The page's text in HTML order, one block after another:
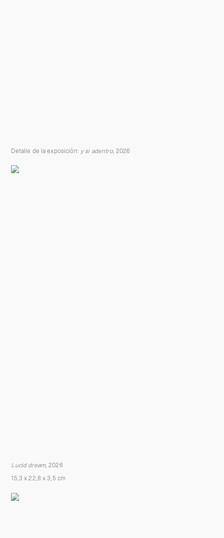
Detalle de la exposición: y si adentro, 2026
Lucid dream,2026
15,3 x 22,8 x 3,5 cm